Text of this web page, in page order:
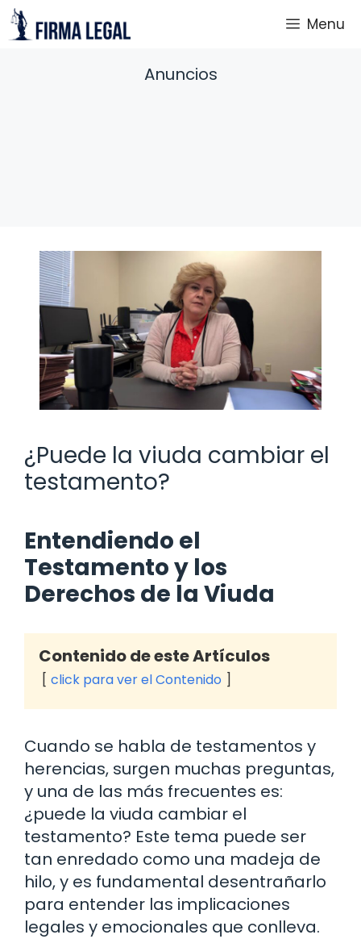
Saltar
al
Menu
Anuncios
¿Puede la viuda cambiar el
testamento?
Entendiendo el
Testamento y los
Derechos de la Viuda
Contenido de este Artículos
click para ver el Contenido
Cuando se habla de testamentos y
herencias, surgen muchas preguntas,
y una de las más frecuentes es:
¿puede la viuda cambiar el
testamento? Este tema puede ser
tan enredado como una madeja de
hilo, y es fundamental desentrañarlo
para entender las implicaciones
legales y emocionales que conlleva.